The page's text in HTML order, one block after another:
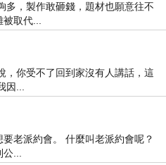
多，製作敢砸錢，題材也願意往不
取代...
，你受不了回到家沒有人講話，這
...
老派約會。 什麼叫老派約會呢？
...